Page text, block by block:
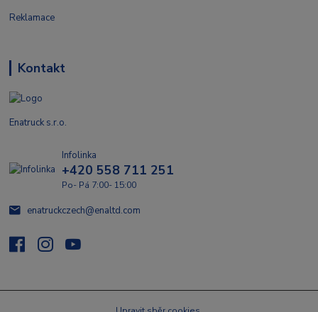
Reklamace
Kontakt
Enatruck s.r.o.
Infolinka
+420 558 711 251
Po- Pá 7:00- 15:00
enatruckczech@enaltd.com